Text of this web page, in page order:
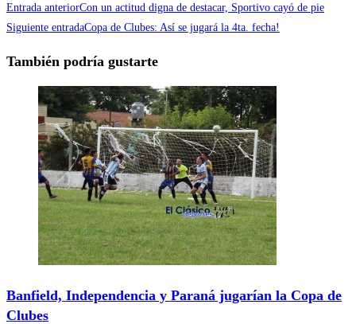
Entrada anteriorCon un actitud digna de destacar, Sportivo cayó de pie
Siguiente entradaCopa de Clubes: Así se jugará la 4ta. fecha!
También podría gustarte
Banfield, Independencia y Paraná jugarían la Copa de
Clubes